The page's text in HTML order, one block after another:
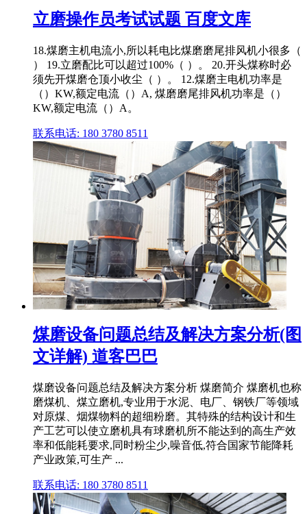
立磨操作员考试试题 百度文库
18.煤磨主机电流小,所以耗电比煤磨磨尾排风机小很多（
） 19.立磨配比可以超过100%（ ）。 20.开头煤称时必
须先开煤磨仓顶小收尘（ ）。 12.煤磨主电机功率是
（）KW,额定电流（）A, 煤磨磨尾排风机功率是（）
KW,额定电流（）A。
联系电话: 180 3780 8511
煤磨设备问题总结及解决方案分析(图
文详解) 道客巴巴
煤磨设备问题总结及解决方案分析 煤磨简介 煤磨机也称
磨煤机、煤立磨机,专业用于水泥、电厂、钢铁厂等领域
对原煤、烟煤物料的超细粉磨。其特殊的结构设计和生
产工艺可以使立磨机具有球磨机所不能达到的高生产效
率和低能耗要求,同时粉尘少,噪音低,符合国家节能降耗
产业政策,可生产 ...
联系电话: 180 3780 8511